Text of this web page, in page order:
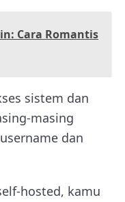
Cara Romantis
sistem dan
masing
dan
hosted, kamu